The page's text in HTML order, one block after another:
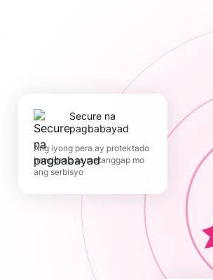
Secure na
pagbabayad
Ang iyong pera ay protektado
hanggang sa matanggap mo
ang serbisyo